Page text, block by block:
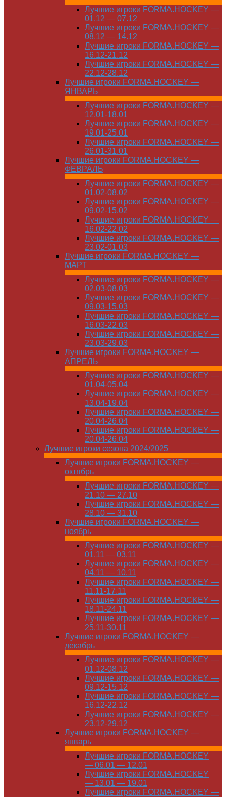
Лучшие игроки FORMA.HOCKEY —
01.12 — 07.12
Лучшие игроки FORMA.HOCKEY —
08.12 — 14.12
Лучшие игроки FORMA.HOCKEY —
16.12-21.12
Лучшие игроки FORMA.HOCKEY —
22.12-28.12
Лучшие игроки FORMA.HOCKEY —
ЯНВАРЬ
Лучшие игроки FORMA.HOCKEY —
12.01-18.01
Лучшие игроки FORMA.HOCKEY —
19.01-25.01
Лучшие игроки FORMA.HOCKEY —
26.01-31.01
Лучшие игроки FORMA.HOCKEY —
ФЕВРАЛЬ
Лучшие игроки FORMA.HOCKEY —
01.02-08.02
Лучшие игроки FORMA.HOCKEY —
09.02-15.02
Лучшие игроки FORMA.HOCKEY —
16.02-22.02
Лучшие игроки FORMA.HOCKEY —
23.02-01.03
Лучшие игроки FORMA.HOCKEY —
МАРТ
Лучшие игроки FORMA.HOCKEY —
02.03-08.03
Лучшие игроки FORMA.HOCKEY —
09.03-15.03
Лучшие игроки FORMA.HOCKEY —
16.03-22.03
Лучшие игроки FORMA.HOCKEY —
23.03-29.03
Лучшие игроки FORMA.HOCKEY —
АПРЕЛЬ
Лучшие игроки FORMA.HOCKEY —
01.04-05.04
Лучшие игроки FORMA.HOCKEY —
13.04-19.04
Лучшие игроки FORMA.HOCKEY —
20.04-26.04
Лучшие игроки FORMA.HOCKEY —
20.04-26.04
Лучшие игроки сезона 2024/2025
Лучшие игроки FORMA.HOCKEY —
октябрь
Лучшие игроки FORMA.HOCKEY —
21.10 — 27.10
Лучшие игроки FORMA.HOCKEY —
28.10 — 31.10
Лучшие игроки FORMA.HOCKEY —
ноябрь
Лучшие игроки FORMA.HOCKEY —
01.11 — 03.11
Лучшие игроки FORMA.HOCKEY —
04.11 — 10.11
Лучшие игроки FORMA.HOCKEY —
11.11-17.11
Лучшие игроки FORMA.HOCKEY —
18.11-24.11
Лучшие игроки FORMA.HOCKEY —
25.11-30.11
Лучшие игроки FORMA.HOCKEY —
декабрь
Лучшие игроки FORMA.HOCKEY —
01.12-08.12
Лучшие игроки FORMA.HOCKEY —
09.12-15.12
Лучшие игроки FORMA.HOCKEY —
16.12-22.12
Лучшие игроки FORMA.HOCKEY —
23.12-29.12
Лучшие игроки FORMA.HOCKEY —
январь
Лучшие игроки FORMA.HOCKEY
— 06.01 — 12.01
Лучшие игроки FORMA.HOCKEY
— 13.01 — 19.01
Лучшие игроки FORMA.HOCKEY —